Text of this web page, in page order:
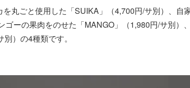
丸ごと使用した「SUIKA」（4,700円/サ別）、自
ゴーの果肉をのせた「MANGO」（1,980円/サ別）
）の4種類です。